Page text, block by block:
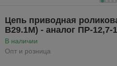
Цепь приводная
B29.1M) - аналог ПР-12,7-
В наличии
Опт и розница